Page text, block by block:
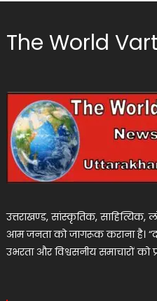
The World
उत्तराखण्ड, सांस्कृतिक,
आम जनता को जागरूक कराना है। “द
उभरता और विश्वसनीय समाचारों को